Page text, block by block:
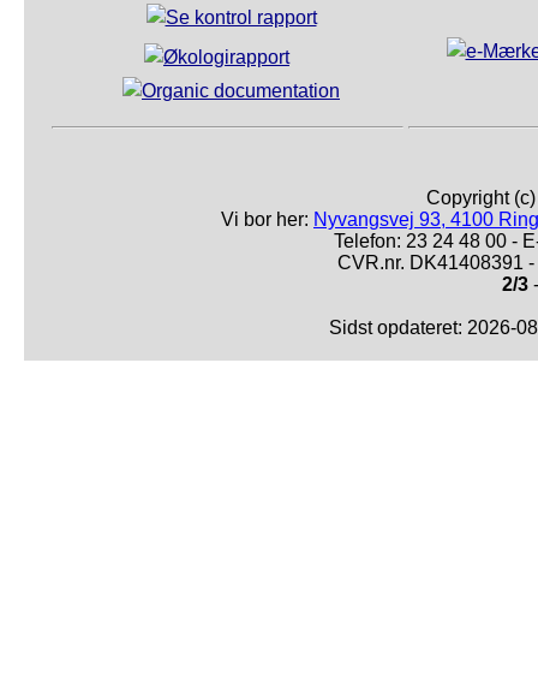
Copyright
Vi bor her: Nyvangsvej 93, 4100
Telefon: 23 24 48 00 -
CVR.nr. DK41408391
2/3
Sidst opdateret: 2026-